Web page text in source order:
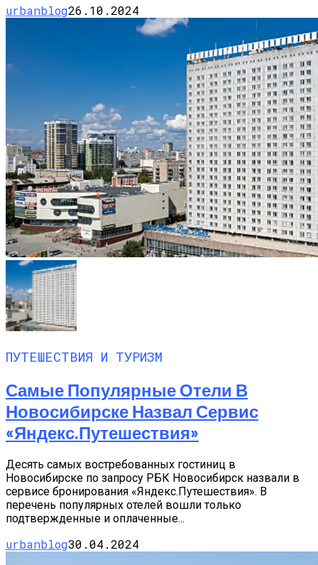
urbanblog26.10.2024
ПУТЕШЕСТВИЯ И ТУРИЗМ
Самые Популярные Отели В
Новосибирске Назвал Сервис
«Яндекс.Путешествия»
Десять самых востребованных гостиниц в
Новосибирске по запросу РБК Новосибирск назвали в
сервисе бронирования «Яндекс.Путешествия». В
перечень популярных отелей вошли только
подтвержденные и оплаченные...
urbanblog30.04.2024